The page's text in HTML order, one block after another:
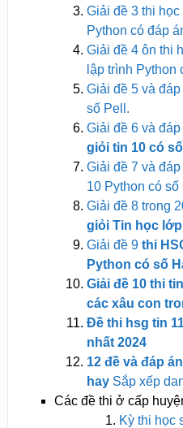
Giải đề 3 thi
Python có đáp
Giải đề 4 ôn thi
lập trình Python
Giải đề 5 và
số Pell.
Giải đề 6 và đáp
giỏi tin 10 có
Giải đề 7 và
10 Python có số
Giải đề 8 trong
giỏi Tin học
Giải đề 9 thi
Python có số
Giải đề 10 thi
các xâu con
Đề thi hsg tin
nhất 2024
12 đề và đáp
hay Sắp xếp
Các đề thi ở cấp
Kỳ thi học